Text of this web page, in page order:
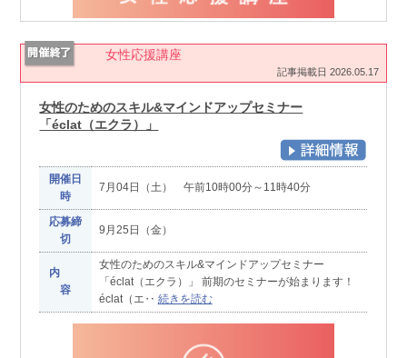
女性応援講座
記事掲載日 2026.05.17
女性のためのスキル&マインドアップセミナー
「éclat（エクラ）」
開催日
時
7月04日（土） 午前10時00分～11時40分
応募締
切
9月25日（金）
内
容
女性のためのスキル&マインドアップセミナー
「éclat（エクラ）」 前期のセミナーが始まります！
éclat（エ‥ 続きを読む